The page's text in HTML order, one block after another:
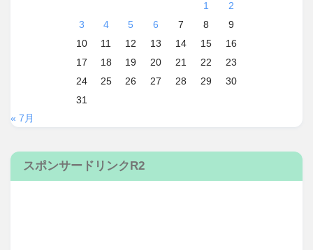
1
2
3
4 5 6 7 8
9
10
11 12 13 14 15
16
17
18 19 20 21 22
23
24
25 26 27 28 29
30
31
« 7月
スポンサードリンクR2